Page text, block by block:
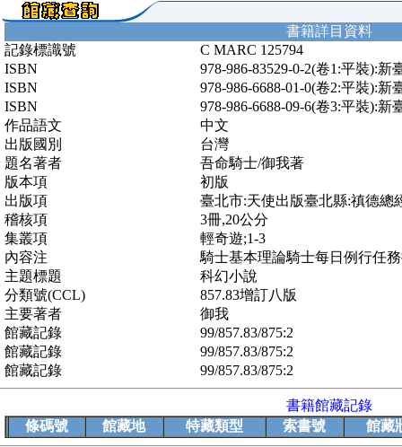
書籍詳目資料
記錄標識號
C MARC 125794
ISBN
978-986-83529-0-2(卷1:平裝):新
ISBN
978-986-6688-01-0(卷2:平裝):新
ISBN
978-986-6688-09-6(卷3:平裝):新
作品語文
中文
出版國別
台灣
題名著者
吾命騎士/御我著
版本項
初版
出版項
臺北市:天使出版臺北縣:禛德總
稽核項
3冊,20公分
集叢項
輕奇遊;1-3
內容注
騎士基本理論騎士每日例行任
主題標題
科幻小說
分類號(CCL)
857.83增訂八版
主要著者
御我
館藏記錄
99/857.83/875:2
館藏記錄
99/857.83/875:2
館藏記錄
99/857.83/875:2
書籍館藏記錄
條碼號
館藏地 特藏類型 索書號 館藏